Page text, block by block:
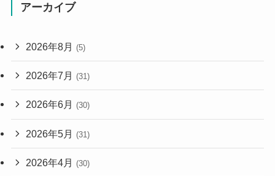
アーカイブ
2026年8月 (5)
2026年7月 (31)
2026年6月 (30)
2026年5月 (31)
2026年4月 (30)